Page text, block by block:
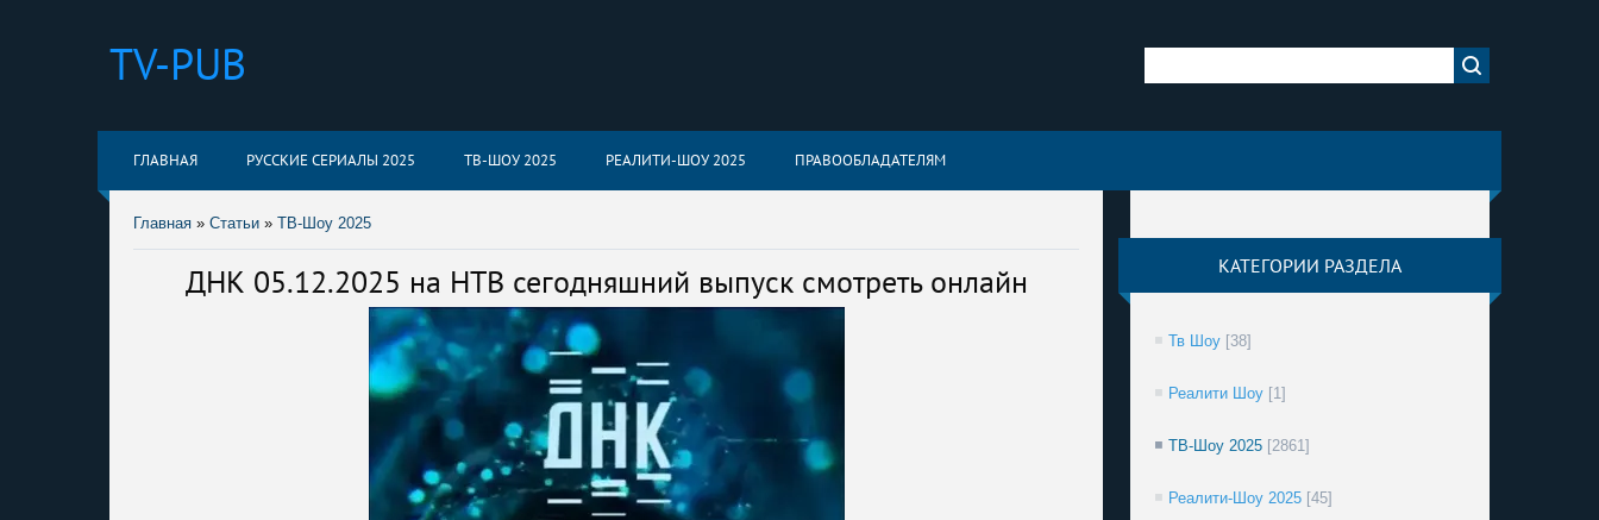
TV-PUB
ГЛАВНАЯ РУССКИЕ СЕРИАЛЫ 2025 ТВ-ШОУ 2025 РЕАЛИТИ-ШОУ 2025 ПРАВООБЛАДАТЕЛЯМ
Главная » Статьи » ТВ-Шоу 2025
ДНК 05.12.2025 на НТВ сегодняшний выпуск смотреть онлайн КАТЕГОРИИ РАЗДЕЛА
Тв Шоу [38]
Реалити Шоу [1]
ТВ-Шоу 2025 [2861]
Реалити-Шоу 2025 [45]